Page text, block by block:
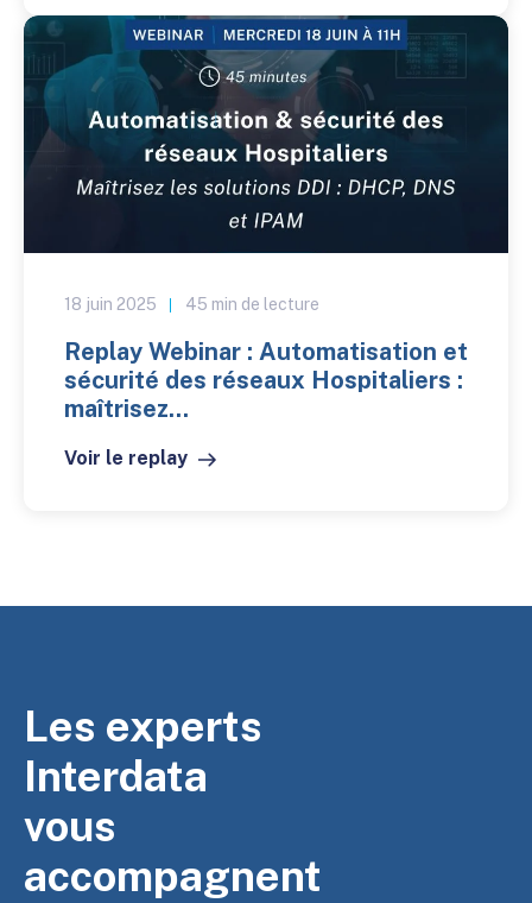
18 juin 2025 45 min de lecture
Replay Webinar : Automatisation et
sécurité des réseaux Hospitaliers :
maîtrisez...
Voir le replay
Les experts
Interdata
vous
accompagnent